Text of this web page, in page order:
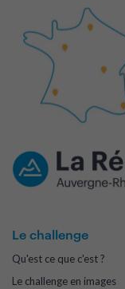
Le challenge
Qu'est ce que c'est ?
Le challenge en images